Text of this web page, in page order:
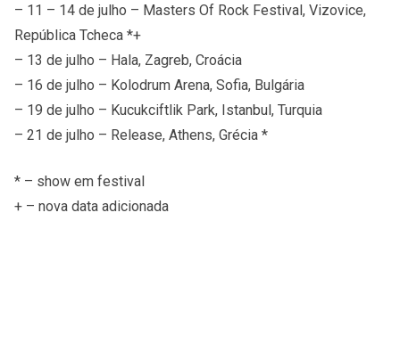
– 11 – 14 de julho – Masters Of Rock Festival, Vizovice,
República Tcheca *+
– 13 de julho – Hala, Zagreb, Croácia
– 16 de julho – Kolodrum Arena, Sofia, Bulgária
– 19 de julho – Kucukciftlik Park, Istanbul, Turquia
– 21 de julho – Release, Athens, Grécia *
* – show em festival
+ – nova data adicionada